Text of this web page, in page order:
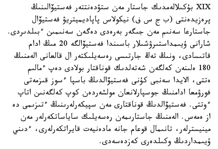
XIX بۇكىلالەمدىك جاستار مەن ستۋدەنتتەر فەستيۆالىنىڭ
پرەزيدەنتى (ب ج س ف) نيكولاس پاپاديميتريۋ فەستيۆال
جاستارعا سەنىم مەن جىگەر بەرەدى دەگەن سەنىمىن ءبىلدىردى.
شارانى ۇيىمداستىرۋشىلار باسىندا فەستيۆالگە 20 مىڭ ادام
قاتىسادى، ونىڭ تەڭ جارتىسى رەسەيلىكتەر ال قالعانى الەمنىڭ
180 ەلىنەن كەلگەن شەتەلدىك قوناقتار بولادى دەپ ءمالىم
ەتتى، الايدا سەنبى كۇنى فەستيۆالدىڭ باسپا ءسوز قىزمەتى
فورۋمعا ادامنىڭ جوسپارلانعان مولشەردەن كوپ كەلگەنىن اتاپ
ءوتتى. فەستيۆالدىڭ قوناقتارى مەن سپيكەرلەرىنىڭ ءتىزىمى دە
از ەمەس. الەمنىڭ جاستارىمەن رەسەيلىك ساياساتكەرلەر مەن
مينيسترلەر، تانىمال قوعام جانە مادەنيەت قايراتكەرلەرى، ءدىني
ۇيىمداردىڭ وكىلدەرى كەزدەسەدى.